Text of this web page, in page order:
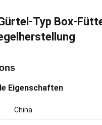
Typ Box-
Eigenschaften
China